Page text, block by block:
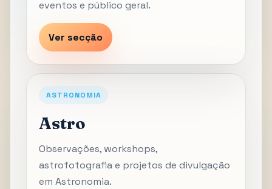
eventos e público geral.
Ver secção
ASTRONOMIA
Astro
Observações, workshops,
astrofotografia e projetos de divulgação
em Astronomia.